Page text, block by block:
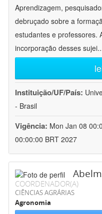
Aprendizagem,
debruçado sobre a
estudantes e professores.
incorporação desses sujei
Instituição/UF/País:
- Brasil
Vigência: Mon Jan 08
00:00:00 BRT 2027
COORDENADOR(A)
CIÊNCIAS AGRÁRIAS
Agronomia